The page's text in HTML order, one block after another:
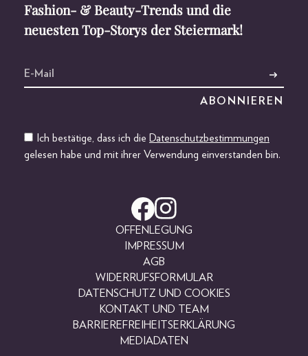
Fashion- & Beauty-Trends und die
neuesten Top-Storys der Steiermark!
Ich bestätige, dass ich die Datenschutzbestimmungen
gelesen habe und mit ihrer Verwendung einverstanden bin.
OFFENLEGUNG
IMPRESSUM
AGB
WIDERRUFSFORMULAR
DATENSCHUTZ UND COOKIES
KONTAKT UND TEAM
BARRIEREFREIHEITSERKLÄRUNG
MEDIADATEN